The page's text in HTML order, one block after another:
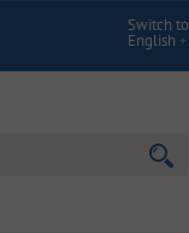
Switch to
English